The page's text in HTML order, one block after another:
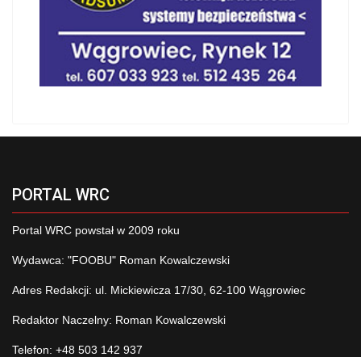
PORTAL WRC
Portal WRC powstał w 2009 roku
Wydawca: "FOOBU" Roman Kowalczewski
Adres Redakcji: ul. Mickiewicza 17/30, 62-100 Wągrowiec
Redaktor Naczelny: Roman Kowalczewski
Telefon: +48 503 142 937